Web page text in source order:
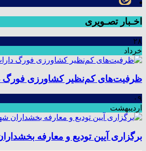
اخـبار تصـویری
۲۸
خرداد
ظرفیت‌های کم‌نظیر کشاورزی فورگ
۰۹
اردیبهشت
برگزاری آیین تودیع و معارفه